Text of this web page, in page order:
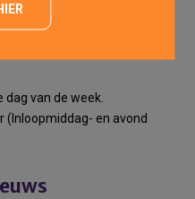
van de week.
(Inloopmiddag- en avond